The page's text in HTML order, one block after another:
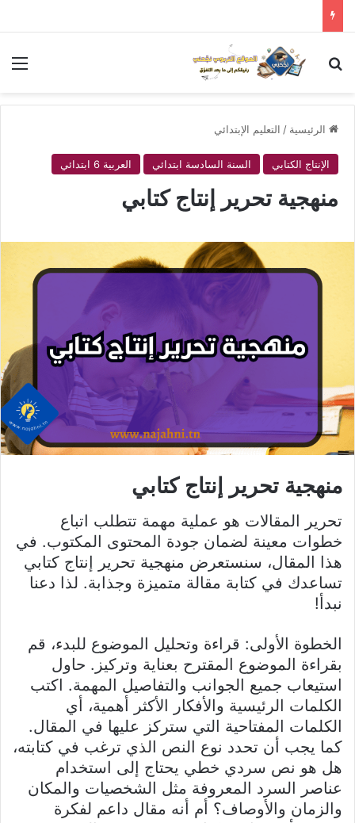
بحث عن
الرئيسية / التعليم الإبتدائي
الإنتاج الكتابي السنة السادسة ابتدائي العربية 6 ابتدائي
منهجية تحرير إنتاج كتابي
منهجية تحرير إنتاج كتابي
تحرير المقالات هو عملية مهمة تتطلب اتباع
خطوات معينة لضمان جودة المحتوى المكتوب. في
هذا المقال، سنستعرض منهجية تحرير إنتاج كتابي
تساعدك في كتابة مقالة متميزة وجذابة. لذا دعنا
نبدأ!
الخطوة الأولى: قراءة وتحليل الموضوع للبدء، قم
بقراءة الموضوع المقترح بعناية وتركيز. حاول
استيعاب جميع الجوانب والتفاصيل المهمة. اكتب
الكلمات الرئيسية والأفكار الأكثر أهمية، أي
الكلمات المفتاحية التي ستركز عليها في المقال.
كما يجب أن تحدد نوع النص الذي ترغب في كتابته،
هل هو نص سردي خطي يحتاج إلى استخدام
عناصر السرد المعروفة مثل الشخصيات والمكان
والزمان والأوصاف؟ أم أنه مقال داعم لفكرة